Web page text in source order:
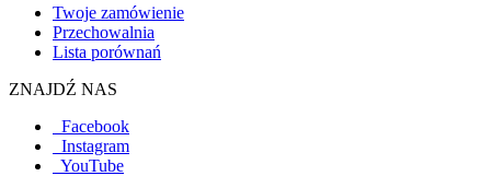
Twoje zamówienie
Przechowalnia
Lista porównań
ZNAJDŹ NAS
Facebook
Instagram
YouTube